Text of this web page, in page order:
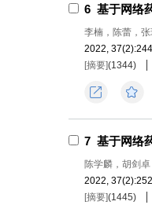
6 基于网络
李楠，陈蕾，
2022,
[摘要](1344)
7 基于网络
陈学麟，胡剑
2022,
[摘要](1445)